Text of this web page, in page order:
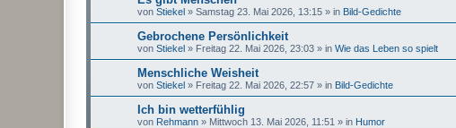
von Stiekel » Samstag 23. Mai 2026, 13:15 » in Bild-Gedichte
Gebrochene Persönlichkeit
von Stiekel » Freitag 22. Mai 2026, 23:03 » in Wie das Leben so spielt
Menschliche Weisheit
von Stiekel » Freitag 22. Mai 2026, 22:57 » in Bild-Gedichte
Ich bin wetterfühlig
von Rehmann » Mittwoch 13. Mai 2026, 11:51 » in Humor